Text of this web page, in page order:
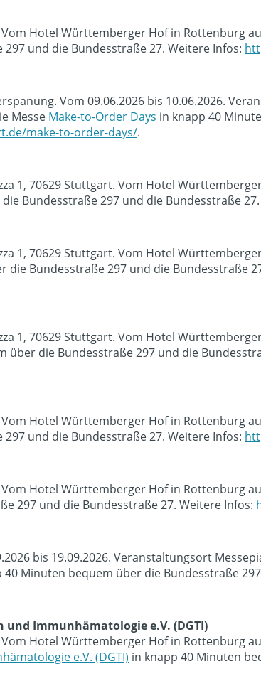
Hotel Württemberger Hof in Rottenburg
und die Bundesstraße 27. Weitere Infos:
Vom 09.06.2026 bis 10.06.2026.
Messe Make-to-Order Days in knapp 40
make-to-order-days/.
1, 70629 Stuttgart. Vom Hotel
Bundesstraße 297 und die Bundesstraße
1, 70629 Stuttgart. Vom Hotel
die Bundesstraße 297 und die Bundesstraße
1, 70629 Stuttgart. Vom Hotel
über die Bundesstraße 297 und die
Hotel Württemberger Hof in Rottenburg
und die Bundesstraße 27. Weitere Infos:
Hotel Württemberger Hof in Rottenburg
297 und die Bundesstraße 27. Weitere Infos:
bis 19.09.2026. Veranstaltungsort
40 Minuten bequem über die Bundesstraße
Immunhämatologie e.V. (DGTI)
Hotel Württemberger Hof in Rottenburg
e.V. (DGTI) in knapp 40 Minuten